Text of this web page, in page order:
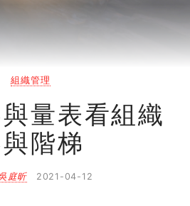
組織管理
量表看組織
階梯
庭昕 2021-04-12